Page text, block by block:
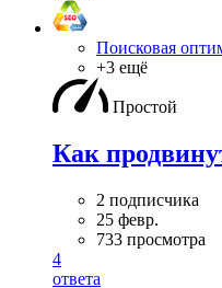
Поисковая
+3 ещё
Простой
Как
2 подписчика
25 февр.
733 просмотра
4
ответа